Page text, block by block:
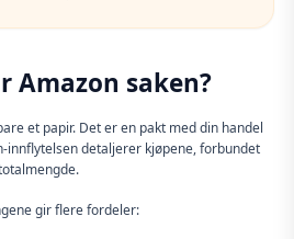
Amazon saken?
et papir. Det er en pakt med din handel
innflytelsen detaljerer kjøpene, forbundet
gir flere fordeler: